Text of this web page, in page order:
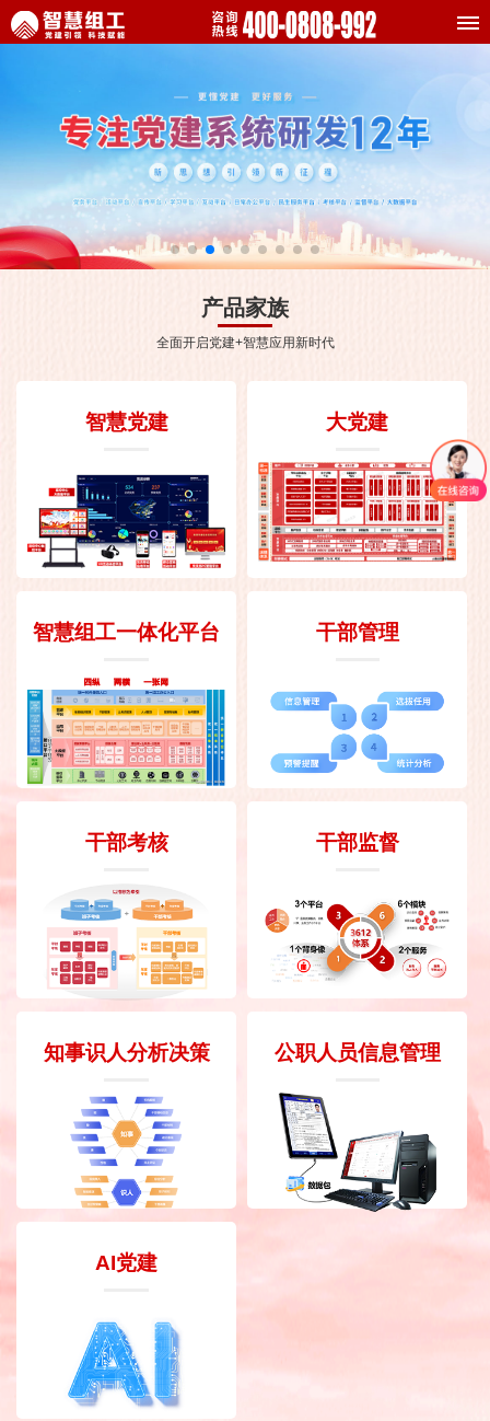
产品家族
全面开启党建+智慧应用新时代
智慧党建 大党建
智慧组工一体化平台 干部管理
干部考核 干部监督
知事识人分析决策 公职人员信息管理
AI党建